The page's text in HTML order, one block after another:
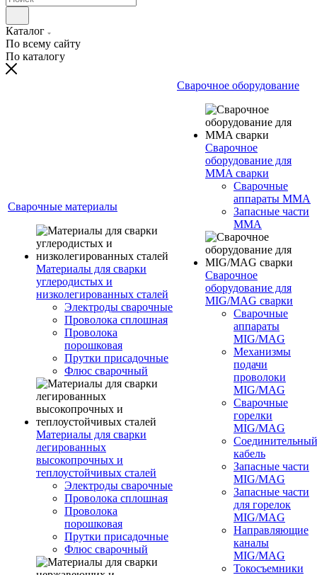
Каталог
По всему сайту
По каталогу
Сварочные материалы
Материалы для сварки
углеродистых и
низколегированных сталей
Электроды сварочные
Проволока сплошная
Проволока
порошковая
Прутки присадочные
Флюс сварочный
Материалы для сварки
легированных
высокопрочных и
теплоустойчивых сталей
Электроды сварочные
Проволока сплошная
Проволока
порошковая
Прутки присадочные
Флюс сварочный
Сварочное оборудование
Сварочное
оборудование для
MMA сварки
Сварочные
аппараты MMA
Запасные части
MMA
Сварочное
оборудование для
MIG/MAG сварки
Сварочные
аппараты
MIG/MAG
Механизмы
подачи
проволоки
MIG/MAG
Сварочные
горелки
MIG/MAG
Соединительный
кабель
Запасные части
MIG/MAG
Запасные части
для горелок
MIG/MAG
Направляющие
каналы
MIG/MAG
Токосъемники